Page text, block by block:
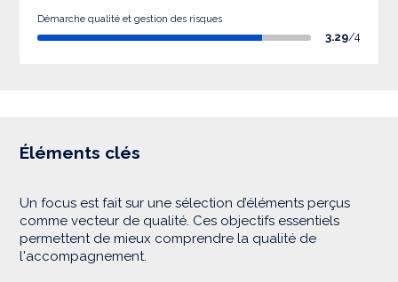
Démarche qualité et gestion des risques
3.29/4
Éléments clés
Un focus est fait sur une sélection d’éléments perçus
comme vecteur de qualité. Ces objectifs essentiels
permettent de mieux comprendre la qualité de
l'accompagnement.